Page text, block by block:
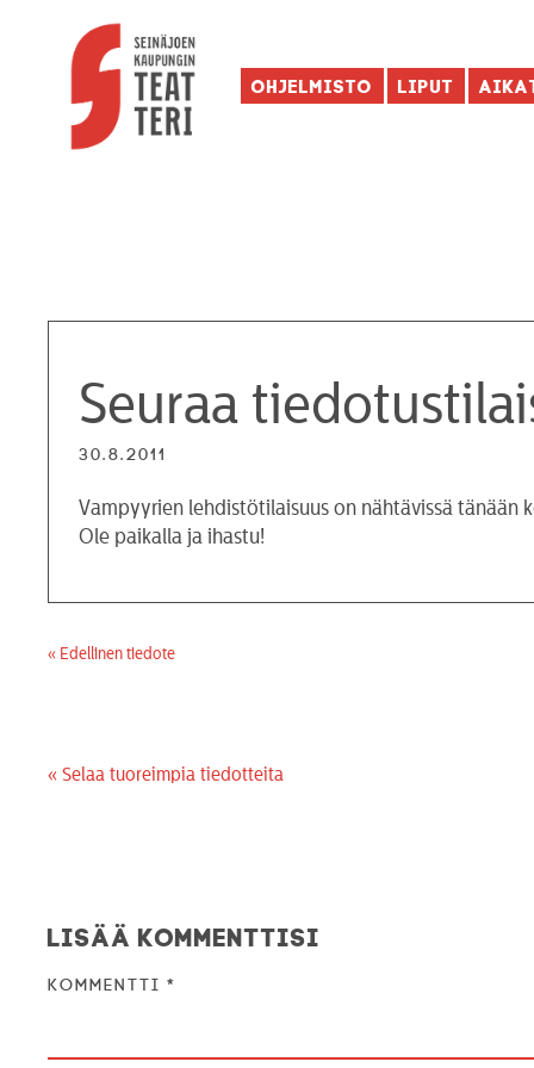
Ohjelmisto Liput
Seuraa
30.8.2011
Vampyyrien lehdistötilaisuus on nähtävissä tänään
Ole paikalla ja ihastu!
« Edellinen tiedote
« Selaa tuoreimpia tiedotteita
Lisää kommenttisi
Kommentti*